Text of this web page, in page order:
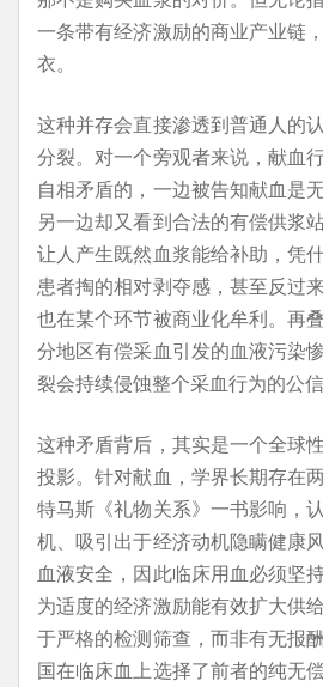
一条带有经济激励的商业产业链
衣。
这种并存会直接渗透到普通人的
分裂。对一个旁观者来说，献血
自相矛盾的，一边被告知献血是
另一边却又看到合法的有偿供浆
让人产生既然血浆能给补助，凭
患者掏的相对剥夺感，甚至反过
也在某个环节被商业化牟利。再
分地区有偿采血引发的血液污染
裂会持续侵蚀整个采血行为的公信
这种矛盾背后，其实是一个全球
投影。针对献血，学界长期存在
特马斯《礼物关系》一书影响，
机、吸引出于经济动机隐瞒健康
血液安全，因此临床用血必须坚
为适度的经济激励能有效扩大供
于严格的检测筛查，而非有无报
国在临床血上选择了前者的纯无